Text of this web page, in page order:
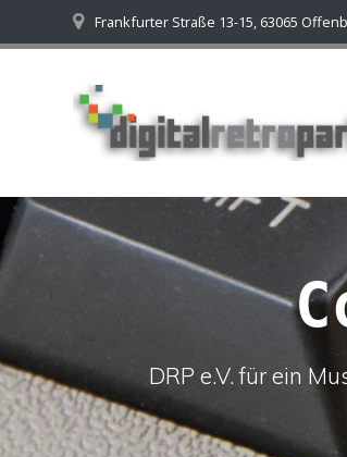
to
Frankfurter Straße 13-15, 63065
DRP e.V. für ein